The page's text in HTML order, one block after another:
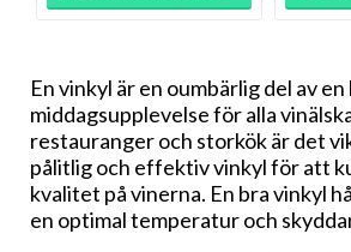
En vinkyl är en oumbärlig del av en
middagsupplevelse för alla
restauranger och storkök är det
pålitlig och effektiv vinkyl för att
kvalitet på vinerna. En bra vinkyl
en optimal temperatur och